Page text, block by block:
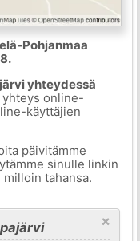
Pohjanmaa
yhteydessä
online-
käyttäjien
päivitämme
sinulle linkin
tahansa.
×